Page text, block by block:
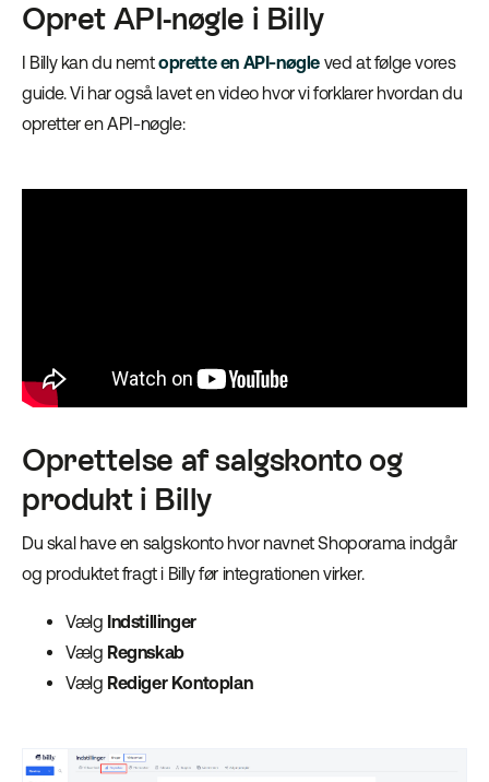
Opret API-nøgle i Billy
I Billy kan du nemtoprette en API-nøgle ved at følge vores
guide. Vi har også lavet en video hvor vi forklarer hvordan du
opretter en API-nøgle:
Oprettelse af salgskonto og
produkt i Billy
Du skal have en salgskonto hvor navnet Shoporama indgår
og produktet fragt i Billy før integrationen virker.
Vælg Indstillinger
Vælg Regnskab
Vælg Rediger Kontoplan